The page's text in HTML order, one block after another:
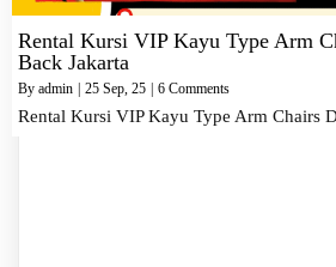
Rental Kursi VIP Kayu Type Arm
Back Jakarta
By admin 25 Sep, 25 6 Comments
Rental Kursi VIP Kayu Type Arm Chairs